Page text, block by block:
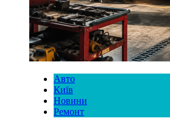
Авто
Київ
Новини
Ремонт